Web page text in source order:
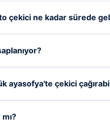
çekici ne kadar sürede
ayasofya'te çekici